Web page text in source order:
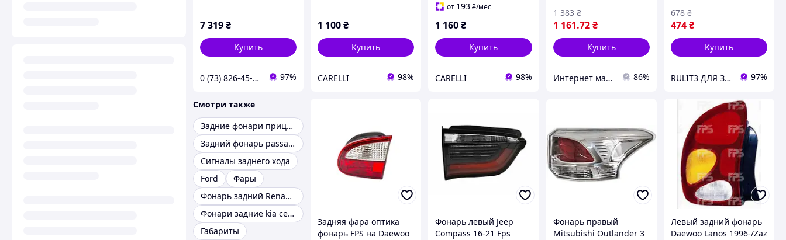
7 319₴
Купить
0 (73) 826-45-66 97%
1 100₴
Купить
CARELLI 98%
от 193₴/мес
1 160₴
Купить
CARELLI 98%
1 161.72 ₴
1 383 ₴
Купить
Интернет магазин "КУЗОВ-ЦЕНТР" 86%
474₴
678 ₴
Купить
RULIT3 ДЛЯ ЗАХИСНИКІВ ЗНИЖКИ! 97%
Смотри также
Задние фонари прицепа
Задний фонарь passat b5
Сигналы заднего хода
Ford
Фары
Фонарь задний Renault KANGOO
Фонари задние kia ceed
Габариты
Задняя фара оптика
фонарь FPS на Daewoo
Фонарь левый Jeep
Compass 16-21 Fps
Фонарь правый
Mitsubishi Outlander 3
Левый задний фонарь
Daewoo Lanos 1996-/Zaz